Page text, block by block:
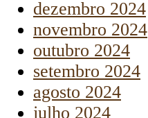
dezembro 2024
novembro 2024
outubro 2024
setembro 2024
agosto 2024
julho 2024